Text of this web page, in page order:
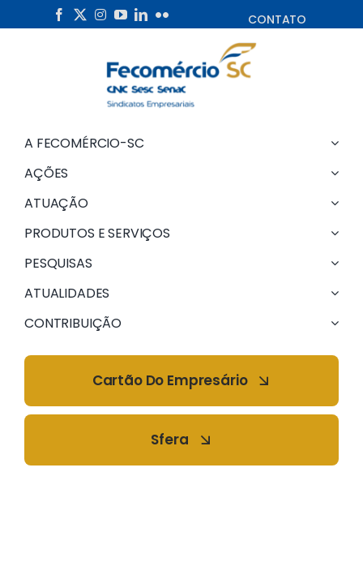
to
CONTATO
A FECOMÉRCIO-SC
AÇÕES
ATUAÇÃO
PRODUTOS E SERVIÇOS
PESQUISAS
ATUALIDADES
CONTRIBUIÇÃO
Cartão Do Empresário
Sfera